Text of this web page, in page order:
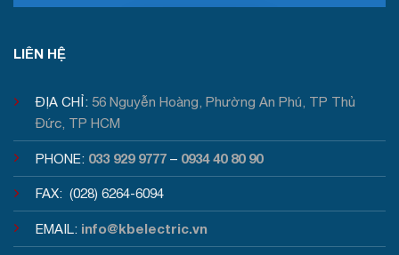
LIÊN HỆ
ĐỊA CHỈ: 56 Nguyễn Hoàng, Phường An Phú, TP Thủ
Đức, TP HCM
PHONE: 033 929 9777 – 0934 40 80 90
FAX: (028) 6264-6094
EMAIL: info@kbelectric.vn